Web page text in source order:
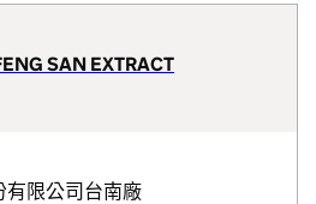
SAN EXTRACT
有限公司台南廠